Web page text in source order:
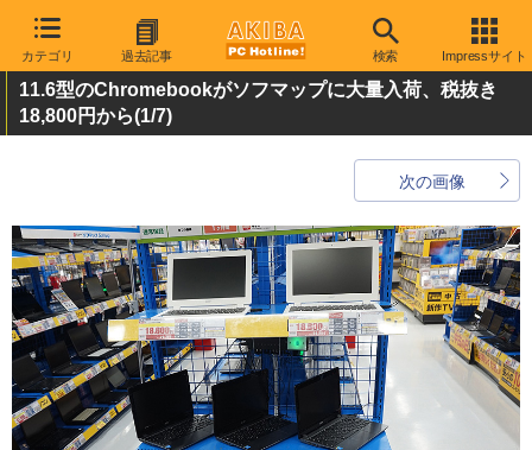
カテゴリ 過去記事 検索 Impressサイト
11.6型のChromebookがソフマップに大量入荷、税抜き
18,800円から(1/7)
次の画像